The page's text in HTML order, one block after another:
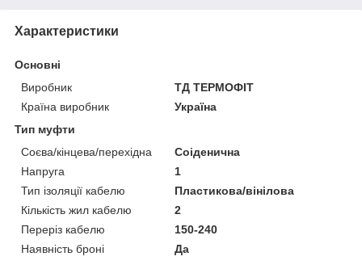
Характеристики
Основні
Виробник
ТД ТЕРМОФІТ
Країна виробник
Україна
Тип муфти
Соєва/кінцева/перехідна
Соіденична
Напруга
1
Тип ізоляції кабелю
Пластикова/вінілова
Кількість жил кабелю
2
Переріз кабелю
150-240
Наявність броні
Да